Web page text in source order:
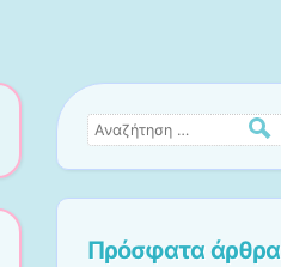
Αναζήτηση
Πρόσφατα άρθρα